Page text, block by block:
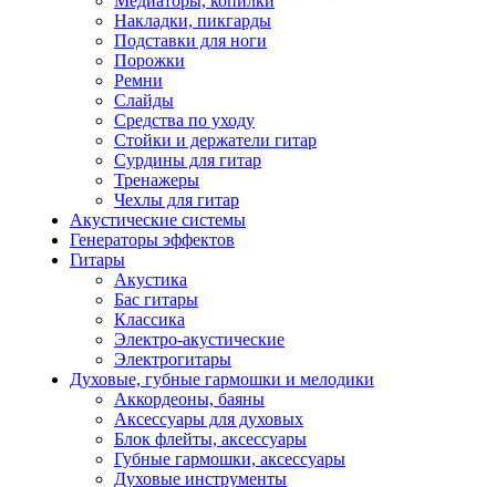
Накладки, пикгарды
Подставки для ноги
Порожки
Ремни
Слайды
Средства по уходу
Стойки и держатели гитар
Сурдины для гитар
Тренажеры
Чехлы для гитар
Акустические системы
Генераторы эффектов
Гитары
Акустика
Бас гитары
Классика
Электро-акустические
Электрогитары
Духовые, губные гармошки и мелодики
Аккордеоны, баяны
Аксессуары для духовых
Блок флейты, аксессуары
Губные гармошки, аксессуары
Духовые инструменты